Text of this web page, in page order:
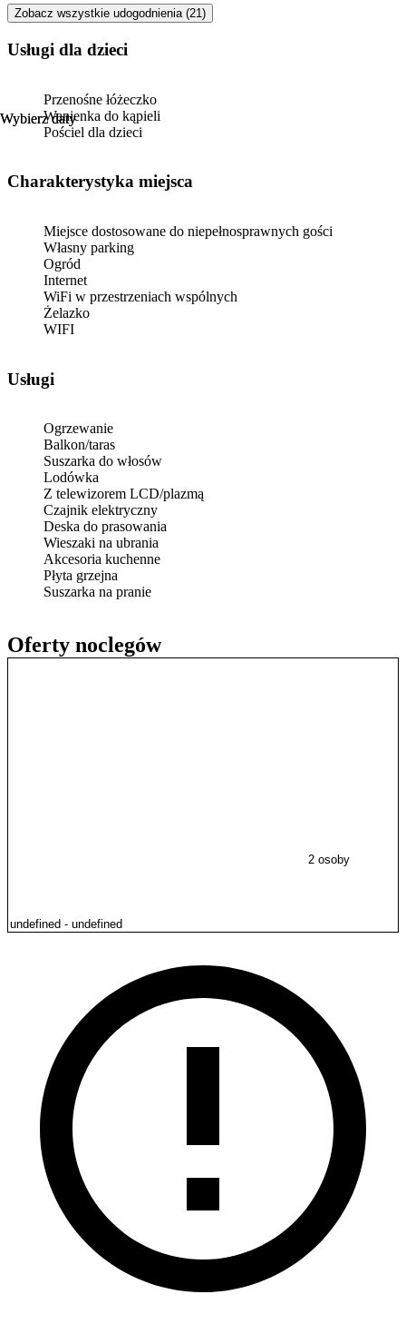
Wybierz daty
Oferty noclegów
Wybierz daty
2 osoby
Zobacz wszystkie udogodnienia (21)
usługi dla dzieci
Przenośne łóżeczko
Wanienka do kąpieli
Pościel dla dzieci
Charakterystyka miejsca
Miejsce dostosowane do niepełnosprawnych gości
Własny parking
Ogród
Internet
WiFi w przestrzeniach wspólnych
Żelazko
WIFI
Usługi
Ogrzewanie
Balkon/taras
Suszarka do włosów
Lodówka
Z telewizorem LCD/plazmą
Czajnik elektryczny
Deska do prasowania
Wieszaki na ubrania
Akcesoria kuchenne
Płyta grzejna
Suszarka na pranie